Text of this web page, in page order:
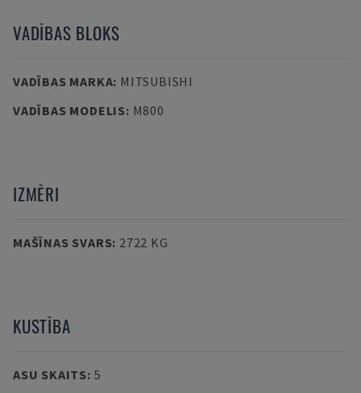
VADĪBAS BLOKS
VADĪBAS MARKA: MITSUBISHI
VADĪBAS MODELIS: M800
IZMĒRI
MAŠĪNAS SVARS: 2722 KG
KUSTĪBA
ASU SKAITS: 5